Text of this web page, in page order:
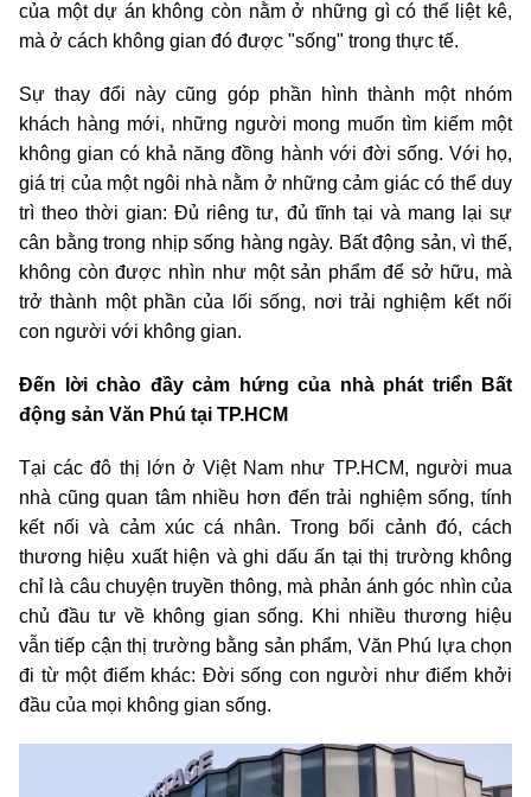
của một dự án không còn nằm ở những gì có thể liệt kê,
mà ở cách không gian đó được "sống" trong thực tế.
Sự thay đổi này cũng góp phần hình thành một nhóm
khách hàng mới, những người mong muốn tìm kiếm một
không gian có khả năng đồng hành với đời sống. Với họ,
giá trị của một ngôi nhà nằm ở những cảm giác có thể duy
trì theo thời gian: Đủ riêng tư, đủ tĩnh tại và mang lại sự
cân bằng trong nhịp sống hàng ngày. Bất động sản, vì thế,
không còn được nhìn như một sản phẩm để sở hữu, mà
trở thành một phần của lối sống, nơi trải nghiệm kết nối
con người với không gian.
Đến lời chào đầy cảm hứng của nhà phát triển Bất
động sản Văn Phú tại TP.HCM
Tại các đô thị lớn ở Việt Nam như TP.HCM, người mua
nhà cũng quan tâm nhiều hơn đến trải nghiệm sống, tính
kết nối và cảm xúc cá nhân. Trong bối cảnh đó, cách
thương hiệu xuất hiện và ghi dấu ấn tại thị trường không
chỉ là câu chuyện truyền thông, mà phản ánh góc nhìn của
chủ đầu tư về không gian sống. Khi nhiều thương hiệu
vẫn tiếp cận thị trường bằng sản phẩm, Văn Phú lựa chọn
đi từ một điểm khác: Đời sống con người như điểm khởi
đầu của mọi không gian sống.